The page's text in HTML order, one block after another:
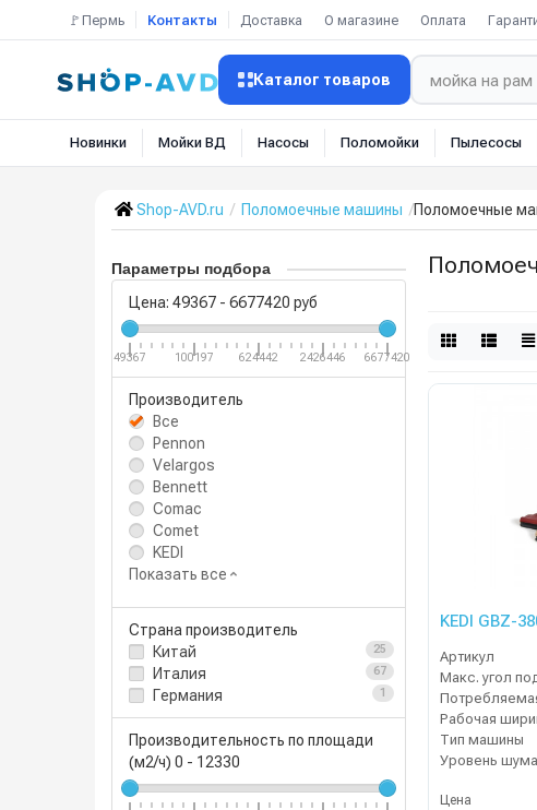
🚩Пермь Контакты Доставка О магазине Оплата
Каталог товаров
Новинки Мойки ВД Насосы Поломойки Пылесосы
Shop-AVD.ru Поломоечные машины Поломоечные
Параметры подбора
Цена: 49367 - 6677420 руб
49367 100197 624442 2426446 6677420
Производитель
Все
Pennon
Velargos
Bennett
Comac
Comet
KEDI
Показать все
Страна производитель
Китай
25
Италия 67
Германия 1
Производительность по площади
(м2/ч) 0 - 12330
KEDI GBZ-
Артикул
Тип машины
Уровень
Цена